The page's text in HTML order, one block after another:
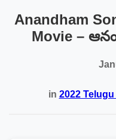
Anandham
Movie –
in 2022